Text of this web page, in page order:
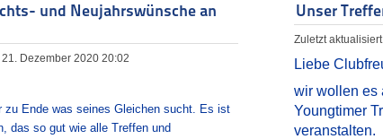
und Neujahrswünsche an
Dezember 2020 20:02
zu Ende was seines Gleichen sucht. Es ist
das so gut wie alle Treffen und
Unser
Zuletzt
Liebe
wir wollen es
Youngtimer
veranstalten.